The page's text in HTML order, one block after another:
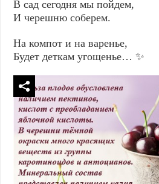
В сад сегодня мы пойдем,
И черешню соберем.
На компот и на варенье,
Будет деткам угощенье… ✨